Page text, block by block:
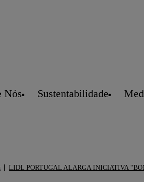
Nós Sustentabilidade